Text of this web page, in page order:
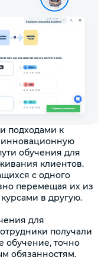
подходами к
инновационную
обучения для
клиентов.
с одного
перемещая их из
в другую.
для
получали
обучение, точно
обязанностям.